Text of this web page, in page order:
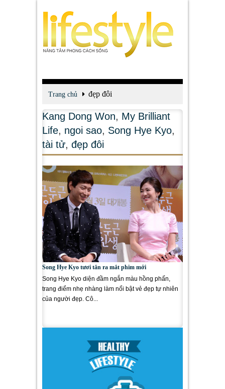
Trang chủ đẹp đôi
Kang Dong Won, My Brilliant
Life, ngoi sao, Song Hye Kyo,
tài tử, đẹp đôi
Song Hye Kyo tươi tắn ra mắt phim mới
Song Hye Kyo diện đầm ngắn màu hồng phấn,
trang điểm nhẹ nhàng làm nổi bật vẻ đẹp tự nhiên
của người đẹp. Cô...